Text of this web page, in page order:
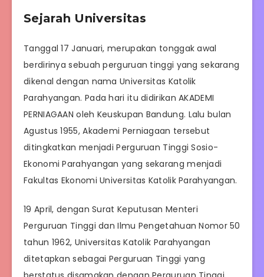
Sejarah Universitas
Tanggal 17 Januari, merupakan tonggak awal
berdirinya sebuah perguruan tinggi yang sekarang
dikenal dengan nama Universitas Katolik
Parahyangan. Pada hari itu didirikan AKADEMI
PERNIAGAAN oleh Keuskupan Bandung. Lalu bulan
Agustus 1955, Akademi Perniagaan tersebut
ditingkatkan menjadi Perguruan Tinggi Sosio-
Ekonomi Parahyangan yang sekarang menjadi
Fakultas Ekonomi Universitas Katolik Parahyangan.
19 April, dengan Surat Keputusan Menteri
Perguruan Tinggi dan Ilmu Pengetahuan Nomor 50
tahun 1962, Universitas Katolik Parahyangan
ditetapkan sebagai Perguruan Tinggi yang